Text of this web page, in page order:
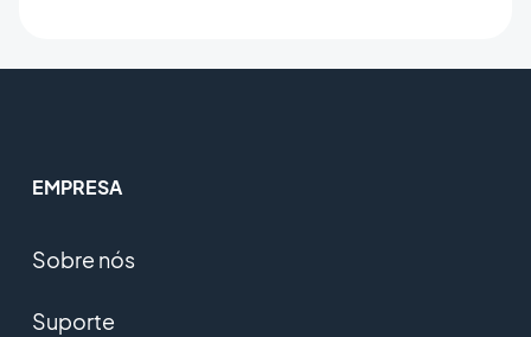
EMPRESA
Sobre nós
Suporte